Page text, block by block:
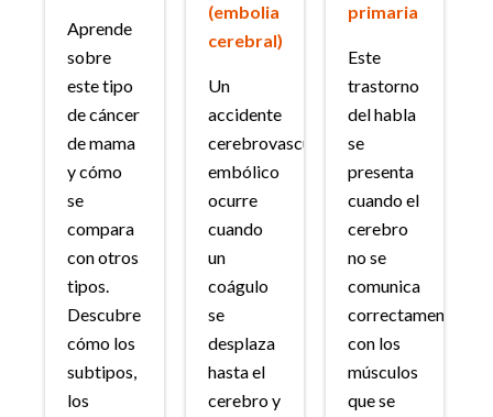
Aprende
sobre
este tipo
de cáncer
de mama
y cómo
se
compara
con otros
tipos.
Descubre
cómo los
subtipos,
los
(embolia
cerebral)
Un
accidente
cerebrovascular
embólico
ocurre
cuando
un
coágulo
se
desplaza
hasta el
cerebro y
primaria
Este
trastorno
del habla
se
presenta
cuando el
cerebro
no se
comunica
correctamente
con los
músculos
que se